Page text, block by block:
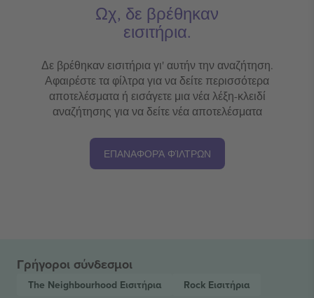
Ωχ, δε βρέθηκαν
εισιτήρια.
Δε βρέθηκαν εισιτήρια γι' αυτήν την αναζήτηση.
Αφαιρέστε τα φίλτρα για να δείτε περισσότερα
αποτελέσματα ή εισάγετε μια νέα λέξη-κλειδί
αναζήτησης για να δείτε νέα αποτελέσματα
ΕΠΑΝΑΦΟΡΆ ΦΊΛΤΡΩΝ
Γρήγοροι σύνδεσμοι
The Neighbourhood Εισιτήρια Rock Εισιτήρια